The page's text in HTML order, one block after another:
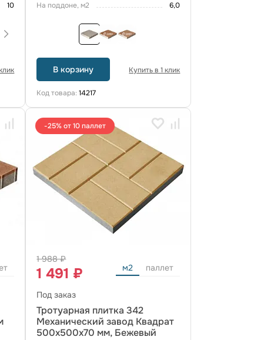
10
На поддоне, м2
6,0
В корзину Купить в 1 клик
Код товара:14217
-25% от 10 паллет
1 988 ₽
1 491 ₽ м2 паллет
Под заказ
Тротуарная плитка 342
Механический завод Квадрат
500х500х70 мм, Бежевый